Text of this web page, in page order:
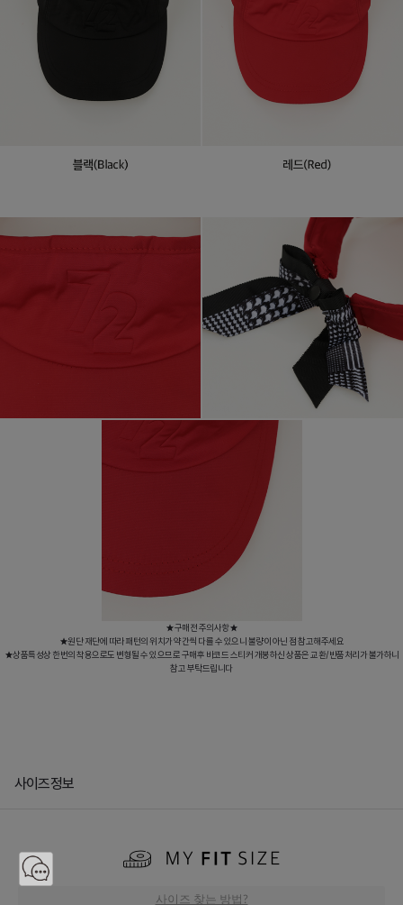
★구매전 주의사항★
★원단 재단에 따라 패턴의 위치가 약간씩 다를 수 있으니 불량이 아닌 점 참고해주세요
★상품특성상 한번의 착용으로도 변형될 수 있으므로 구매후 바코드 스티커 개봉하신 상품은 교환/반품처리가 불가하니
참고 부탁드립니다
사이즈정보